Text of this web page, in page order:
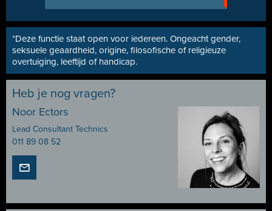
*Deze functie staat open voor iedereen. Ongeacht gender,
seksuele geaardheid, origine, filosofische of religieuze
overtuiging, leeftijd of handicap.
Heb je nog vragen?
Noor Ectors
Lead Consultant Technics
011 89 08 52